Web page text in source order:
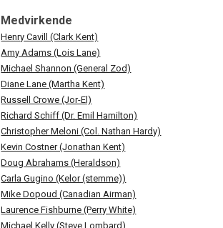
Medvirkende
Henry Cavill (Clark Kent)
Amy Adams (Lois Lane)
Michael Shannon (General Zod)
Diane Lane (Martha Kent)
Russell Crowe (Jor-El)
Richard Schiff (Dr. Emil Hamilton)
Christopher Meloni (Col. Nathan Hardy)
Kevin Costner (Jonathan Kent)
Doug Abrahams (Heraldson)
Carla Gugino (Kelor (stemme))
Mike Dopoud (Canadian Airman)
Laurence Fishburne (Perry White)
Michael Kelly (Steve Lombard)